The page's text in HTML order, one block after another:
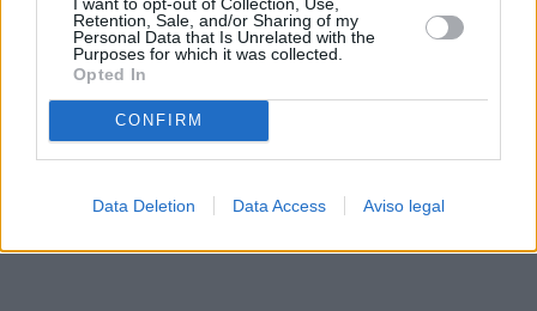
Retention, Sale, and/or Sharing of my
Personal Data that Is Unrelated with the
Purposes for which it was collected.
Opted In
CONFIRM
Data Deletion Data Access Aviso legal